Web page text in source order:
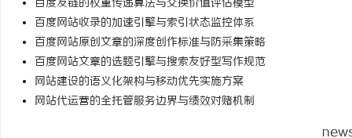
百度友链的权重传递算法与交换价值评估模型
百度网站收录的加速引擎与索引状态监控体系
百度网站原创文章的深度创作标准与防采集策略
百度网站文章的选题引擎与搜索友好型写作规范
网站建设的语义化架构与移动优先实施方案
网站代运营的全托管服务边界与绩效对赌机制
770FE20H耐磨改性颗
革命